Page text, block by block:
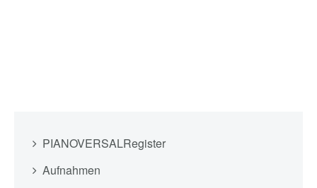
PIANOVERSALRegister
Aufnahmen